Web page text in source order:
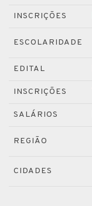
INSCRIÇÕES
ESCOLARIDADE
EDITAL
INSCRIÇÕES
SALÁRIOS
REGIÃO
CIDADES